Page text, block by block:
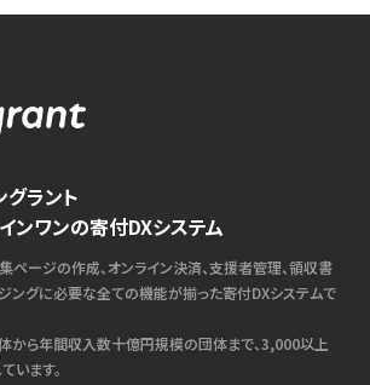
ラント
ンワンの寄付DXシステム
ページの作成、オンライン決済、支援者管理、領収書
ングに必要な全ての機能が揃った寄付DXシステムで
から年間収入数十億円規模の団体まで、3,000以上
います。